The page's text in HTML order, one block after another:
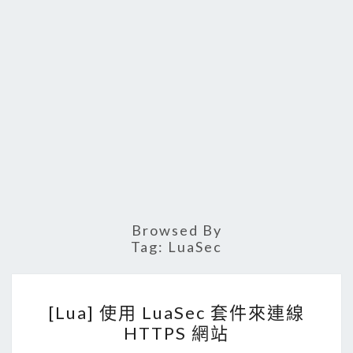
Browsed By
Tag: LuaSec
L
u
[Lua] 使用 LuaSec 套件來連線
HTTPS 網站